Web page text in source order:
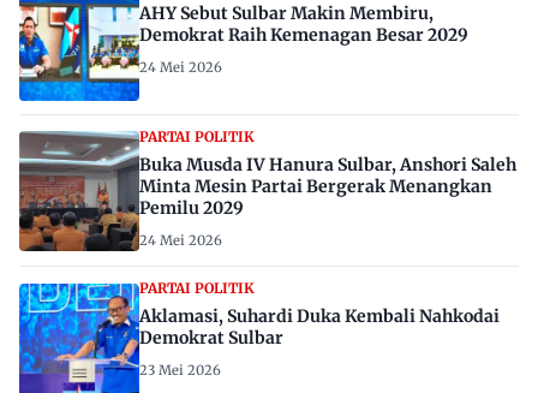
AHY Sebut Sulbar Makin Membiru,
Demokrat Raih Kemenagan Besar 2029
24 Mei 2026
PARTAI POLITIK
Buka Musda IV Hanura Sulbar, Anshori Saleh
Minta Mesin Partai Bergerak Menangkan
Pemilu 2029
24 Mei 2026
PARTAI POLITIK
Aklamasi, Suhardi Duka Kembali Nahkodai
Demokrat Sulbar
23 Mei 2026